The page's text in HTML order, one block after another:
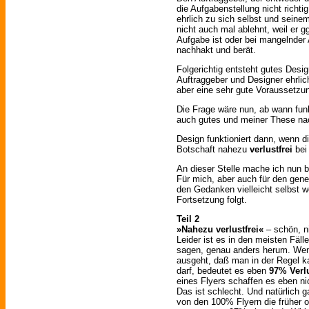
die Aufgabenstellung nicht
ehrlich zu sich selbst und
nicht auch mal ablehnt, weil er
Aufgabe ist oder bei
nachhakt und berät.
Folgerichtig entsteht gutes
Auftraggeber und Designer
aber eine sehr gute
Die Frage wäre nun, ab wann
auch gutes und meiner These
Design funktioniert dann, wenn
Botschaft nahezu verlustfrei
An dieser Stelle mache ich nun
Für mich, aber auch für den
den Gedanken vielleicht selbst
Fortsetzung folgt.
Teil 2
»Nahezu verlustfrei« – schön,
Leider ist es in den meisten
sagen, genau anders herum.
ausgeht, daß man in der Regel
darf, bedeutet es eben 97%
eines Flyers schaffen es eben
Das ist schlecht. Und natürlich
von den 100% Flyern die früher